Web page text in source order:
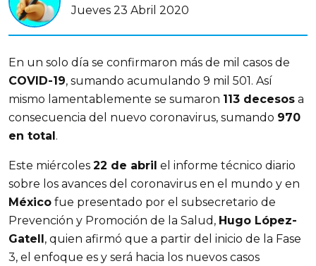
Jueves 23 Abril 2020
En un solo día se confirmaron más de mil casos de
COVID-19, sumando acumulando 9 mil 501. Así
mismo lamentablemente se sumaron 113 decesos a
consecuencia del nuevo coronavirus, sumando 970
en total .
Este miércoles 22 de abril el informe técnico diario
sobre los avances del coronavirus en el mundo y en
México fue presentado por el subsecretario de
Prevención y Promoción de la Salud , Hugo López-
Gatell , quien afirmó que a partir del inicio de la Fase
3, el enfoque es y será hacia los nuevos casos